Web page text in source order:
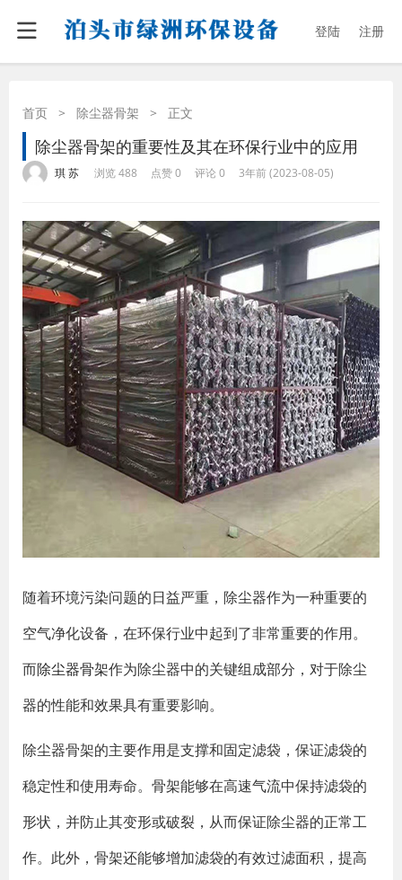
登陆 注册
首页 > 除尘器骨架 > 正文
除尘器骨架的重要性及其在环保行业中的应用
琪 苏 浏览 488 点赞 0 评论 0 3年前 (2023-08-05)
随着环境污染问题的日益严重，除尘器作为一种重要的
空气净化设备，在环保行业中起到了非常重要的作用。
而除尘器骨架作为除尘器中的关键组成部分，对于除尘
器的性能和效果具有重要影响。
除尘器骨架的主要作用是支撑和固定滤袋，保证滤袋的
稳定性和使用寿命。骨架能够在高速气流中保持滤袋的
形状，并防止其变形或破裂，从而保证除尘器的正常工
作。此外，骨架还能够增加滤袋的有效过滤面积，提高